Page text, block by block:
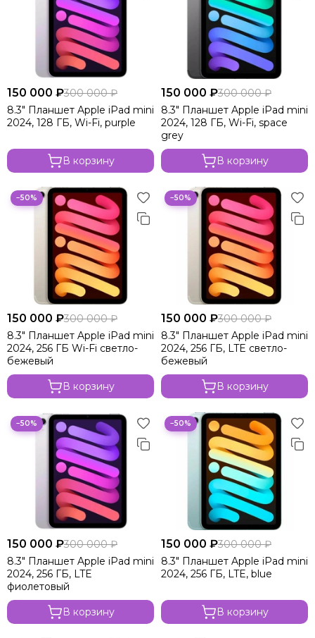
150 000 ₽300 000 ₽
8.3" Планшет Apple iPad mini
2024, 128 ГБ, Wi-Fi, purple
В корзину
150 000 ₽300 000 ₽
8.3" Планшет Apple iPad mini
2024, 128 ГБ, Wi-Fi, space
grey
В корзину
−50%
150 000 ₽300 000 ₽
8.3" Планшет Apple iPad mini
2024, 256 ГБ Wi-Fi светло-
бежевый
В корзину
−50%
150 000 ₽300 000 ₽
8.3" Планшет Apple iPad mini
2024, 256 ГБ, LTE светло-
бежевый
В корзину
−50%
150 000 ₽300 000 ₽
8.3" Планшет Apple iPad mini
2024, 256 ГБ, LTE
фиолетовый
В корзину
−50%
150 000 ₽300 000 ₽
8.3" Планшет Apple iPad mini
2024, 256 ГБ, LTE, blue
В корзину